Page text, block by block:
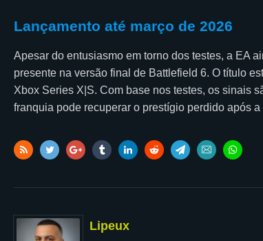
Lançamento até março de 2026
Apesar do entusiasmo em torno dos testes, a EA
presente na versão final de Battlefield 6. O título
Xbox Series X|S. Com base nos testes, os sinais
franquia pode recuperar o prestígio perdido após
Lipeux